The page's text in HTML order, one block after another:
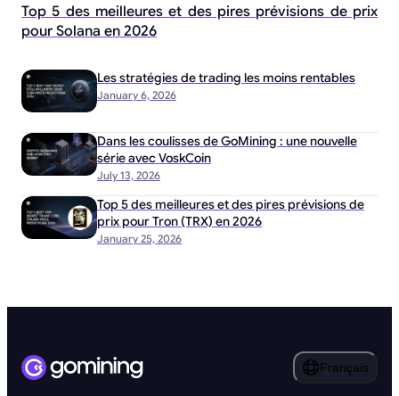
Top 5 des meilleures et des pires prévisions de prix
pour Solana en 2026
January 6, 2026
Les stratégies de trading les moins rentables
July 13, 2026
Dans les coulisses de GoMining : une nouvelle
série avec VoskCoin
January 25, 2026
Top 5 des meilleures et des pires prévisions de
prix pour Tron (TRX) en 2026
Français